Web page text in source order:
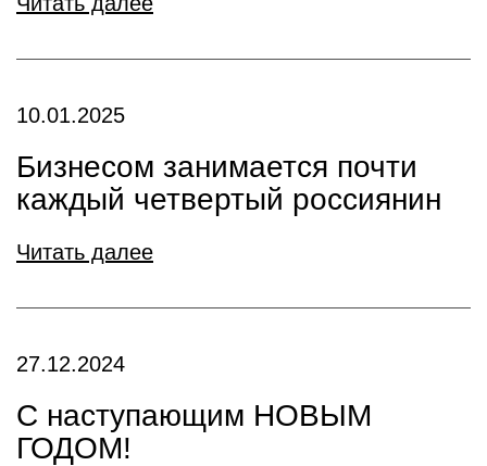
10.01.2025
Бизнесом занимается почти
каждый четвертый россиянин
Читать далее
27.12.2024
С наступающим НОВЫМ
ГОДОМ!